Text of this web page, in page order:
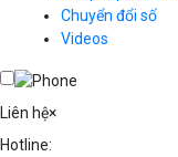
Traffic Manager
Cloud VPS
Videos
Chuyển đổi số
Videos
Liên hệ×
Hotline: